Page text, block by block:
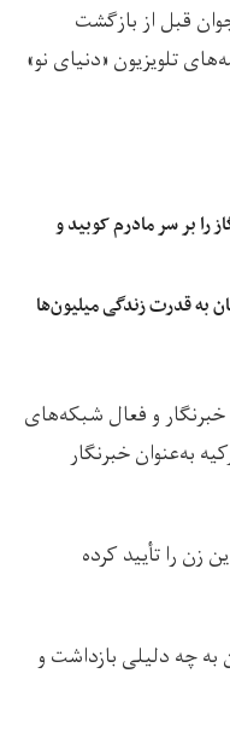
قبل از بازگشت
تلویزیون «دنیای نو»
بر سر مادرم کوبید و
به قدرت زندگی میلیون‌ها
و فعال شبکه‌های
به‌عنوان خبرنگار
زن را تأیید کرده
چه دلیلی بازداشت و